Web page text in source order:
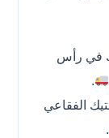
في رأس
.
الفقاعي
.